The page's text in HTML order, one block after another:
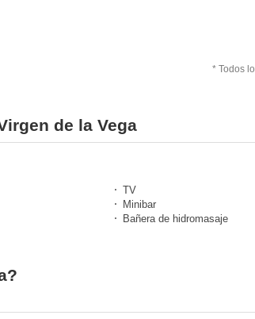
* Todos
de la Vega
TV
Minibar
Bañera de hidromasaje